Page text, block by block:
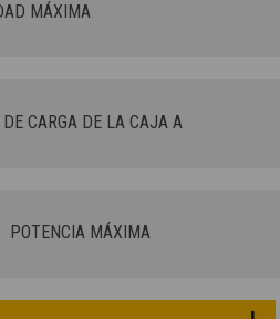
MÁXIMA
CARGA DE LA CAJA A
POTENCIA MÁXIMA